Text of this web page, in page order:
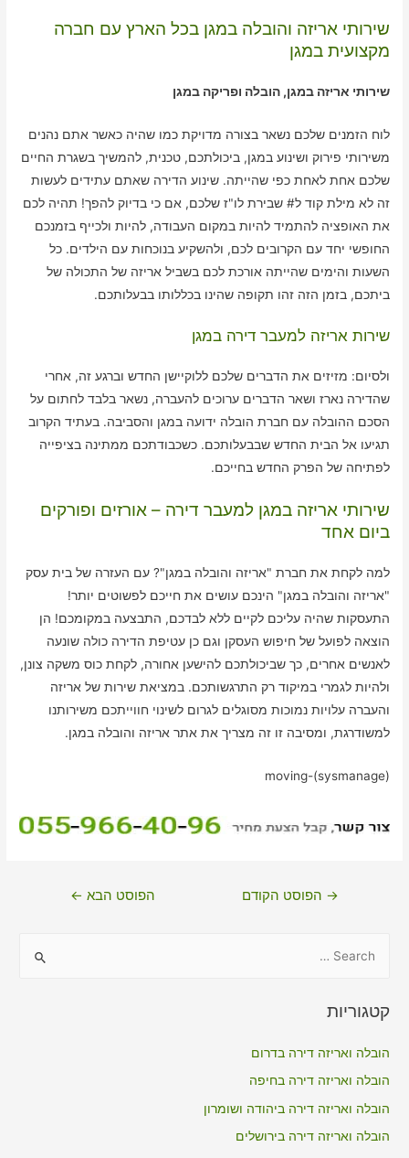
שירותי אריזה והובלה במגן בכל הארץ עם חברה
מקצועית במגן
שירותי אריזה במגן, הובלה ופריקה במגן
לוח הזמנים שלכם נשאר בצורה מדויקת כמו שהיה כאשר אתם נהנים
משירותי פירוק ושינוע במגן, ביכולתכם, טכנית, להמשיך בשגרת החיים
שלכם אחת לאחת כפי שהייתה. שינוע הדירה שאתם עתידים לעשות
זה לא מילת קוד ל# שבירת לו"ז שלכם, אם כי בדיוק להפך! תהיה לכם
את האופציה להתמיד להיות במקום העבודה, להיות ולכייף בזמנכם
החופשי יחד עם הקרובים לכם, ולהשקיע בנוכחות עם הילדים. כל
השעות והימים שהייתה אורכת לכם בשביל אריזה של התכולה של
ביתכם, בזמן הזה זהו תקופה שהינו בכללותו בבעלותכם.
שירות אריזה למעבר דירה במגן
ולסיום: מזיזים את הדברים שלכם ללוקיישן החדש וברגע זה, אחרי
שהדירה נארז ושאר הדברים ערוכים להעברה, נשאר בלבד לחתום על
הסכם ההובלה עם חברת הובלה ידועה במגן והסביבה. בעתיד הקרוב
תגיעו אל הבית החדש שבבעלותכם. כשכבודתכם ממתינה בציפייה
לפתיחה של הפרק החדש בחייכם.
שירותי אריזה במגן למעבר דירה – אורזים ופורקים
ביום אחד
למה לקחת את חברת "אריזה והובלה במגן"? עם העזרה של בית עסק
"אריזה והובלה במגן" הינכם עושים את חייכם לפשוטים יותר!
התעסקות שהיה עליכם לקיים ללא לבדכם, התבצעה במקומכם! הן
הוצאה לפועל של חיפוש העסקן וגם כן עטיפת הדירה כולה שונעה
לאנשים אחרים, כך שביכולתכם להישען אחורה, לקחת כוס משקה צונן,
ולהיות לגמרי במיקוד רק התרגשותכם. במציאת שירות של אריזה
והעברה עלויות נמוכות מסוגלים לגרום לשינוי חווייתכם משירותנו
למשודרגת, ומסיבה זו זה מצריך את אתר אריזה והובלה במגן.
moving-(sysmanage)
ניווט→ הפוסט הקודם הפוסט הבא ←
r
o
r
קטגוריות
הובלה ואריזה דירה בדרום
הובלה ואריזה דירה בחיפה
הובלה ואריזה דירה ביהודה ושומרון
הובלה ואריזה דירה בירושלים